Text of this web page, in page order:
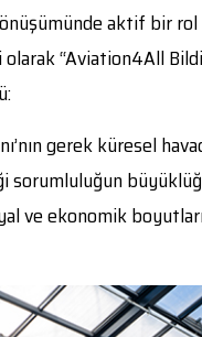
aktif bir
“Aviation4All
gerek küresel
sorumluluğun
ve ekonomik